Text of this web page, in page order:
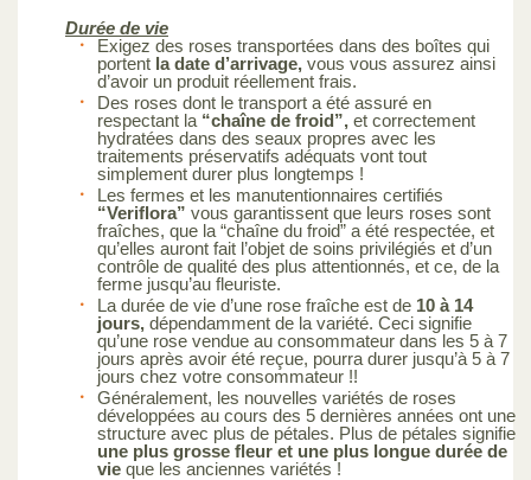
Durée de vie
Exigez des roses transportées dans des boîtes qui
portent la date d’arrivage, vous vous assurez ainsi
d’avoir un produit réellement frais.
Des roses dont le transport a été assuré en
respectant la “chaîne de froid”, et correctement
hydratées dans des seaux propres avec les
traitements préservatifs adéquats vont tout
simplement durer plus longtemps !
Les fermes et les manutentionnaires certifiés
“Veriflora” vous garantissent que leurs roses sont
fraîches, que la “chaîne du froid” a été respectée, et
qu’elles auront fait l’objet de soins privilégiés et d’un
contrôle de qualité des plus attentionnés, et ce, de la
ferme jusqu’au fleuriste.
La durée de vie d’une rose fraîche est de 10 à 14
jours, dépendamment de la variété. Ceci signifie
qu’une rose vendue au consommateur dans les 5 à 7
jours après avoir été reçue, pourra durer jusqu’à 5 à 7
jours chez votre consommateur !!
Généralement, les nouvelles variétés de roses
développées au cours des 5 dernières années ont une
structure avec plus de pétales. Plus de pétales signifie
une plus grosse fleur et une plus longue durée de
vie que les anciennes variétés !